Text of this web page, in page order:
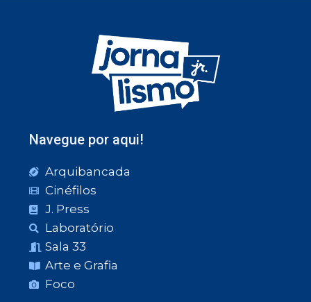
Navegue por aqui!
Arquibancada
Cinéfilos
J. Press
Laboratório
Sala 33
Arte e Grafia
Foco